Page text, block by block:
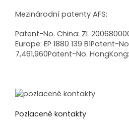
Mezinárodní patenty AFS:
Patent-No. China: ZL
Europe: EP 1880 139 B1Patent-
7,461,960Patent-No. HongKong:
Pozlacené kontakty